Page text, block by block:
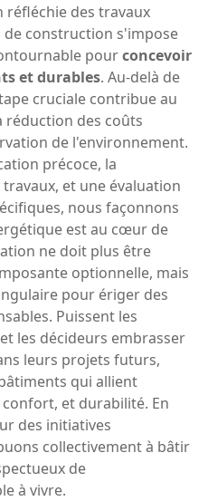
réfléchie des travaux
construction s'impose
pourconcevoir
et durables. Au-delà de
cruciale contribue au
réduction des coûts
de l'environnement.
précoce, la
et une évaluation
nous façonnons
est au cœur de
ne doit plus être
optionnelle, mais
pour ériger des
Puissent les
les décideurs embrasser
leurs projets futurs,
qui allient
et durabilité. En
des initiatives
collectivement à bâtir
de
à vivre.